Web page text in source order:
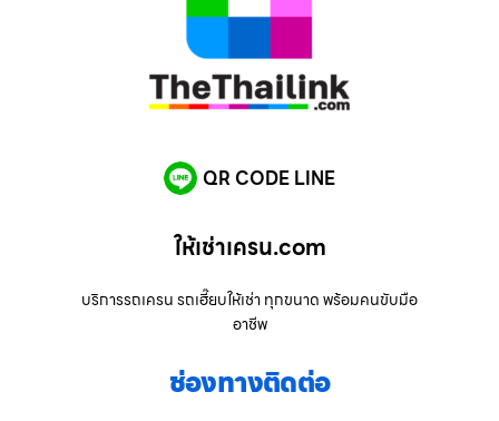
QR CODE LINE
ให้เช่าเครน.com
บริการรถเครน รถเฮี๊ยบให้เช่า ทุกขนาด พร้อมคนขับมือ
อาชีพ
ช่องทางติดต่อ